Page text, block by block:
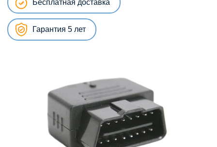
Бесплатная доставка
Гарантия 5 лет